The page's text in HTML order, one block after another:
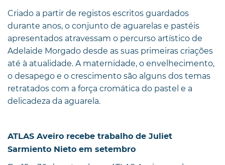
Criado a partir de registos escritos guardados
durante anos, o conjunto de aguarelas e pastéis
apresentados atravessam o percurso artístico de
Adelaide Morgado desde as suas primeiras criações
até à atualidade. A maternidade, o envelhecimento,
o desapego e o crescimento são alguns dos temas
retratados com a força cromática do pastel e a
delicadeza da aguarela.
ATLAS Aveiro recebe trabalho de Juliet
Sarmiento Nieto em setembro